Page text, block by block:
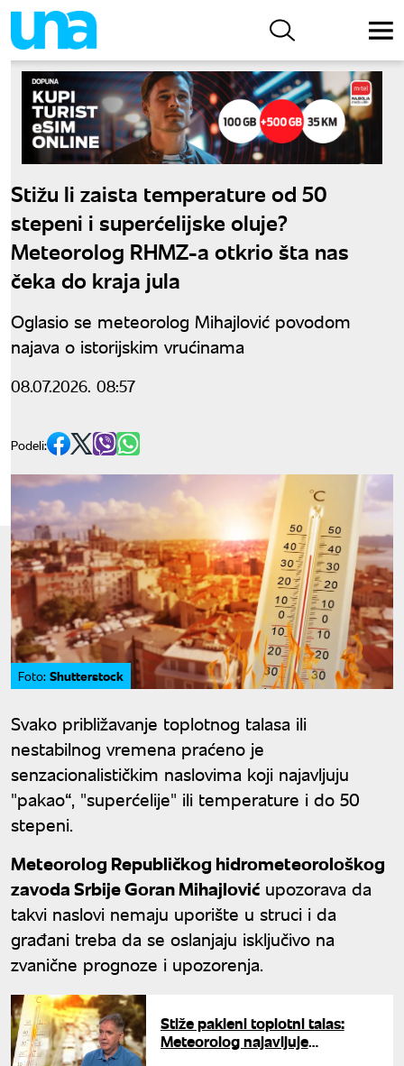
Stižu li zaista temperature od 50
stepeni i superćelijske oluje?
Meteorolog RHMZ-a otkrio šta nas
čeka do kraja jula
Oglasio se meteorolog Mihajlović povodom
najava o istorijskim vrućinama
08.07.2026. 08:57
Podeli:
Foto: Shutterstock
Svako približavanje toplotnog talasa ili
nestabilnog vremena praćeno je
senzacionalističkim naslovima koji najavljuju
"pakao“, "superćelije" ili temperature i do 50
stepeni.
Meteorolog Republičkog hidrometeorološkog
zavoda Srbije Goran Mihajlović upozorava da
takvi naslovi nemaju uporište u struci i da
građani treba da se oslanjaju isključivo na
zvanične prognoze i upozorenja.
Stiže pakleni toplotni talas:
Meteorolog najavljuje